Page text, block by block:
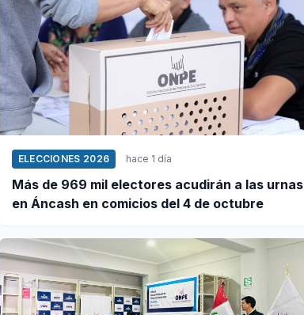
ELECCIONES 2026 hace 1 día
Más de 969 mil electores acudirán a las urnas
en Áncash en comicios del 4 de octubre